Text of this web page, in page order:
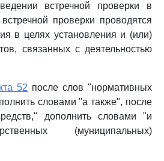
встречной проверки в
проверки проводятся
в целях установления и (или)
связанных с деятельностью
52 после слов "нормативных
словами "а также", после
дополнить словами "и
(муниципальных)